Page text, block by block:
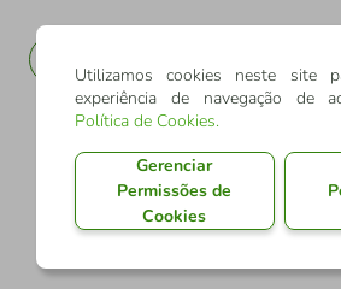
Utilizamos cookies neste site
experiência de navegação de
Política de Cookies.
Gerenciar
Permissões de
Cookies